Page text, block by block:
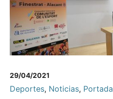
29/04/2021
Deportes, Noticias, Portada